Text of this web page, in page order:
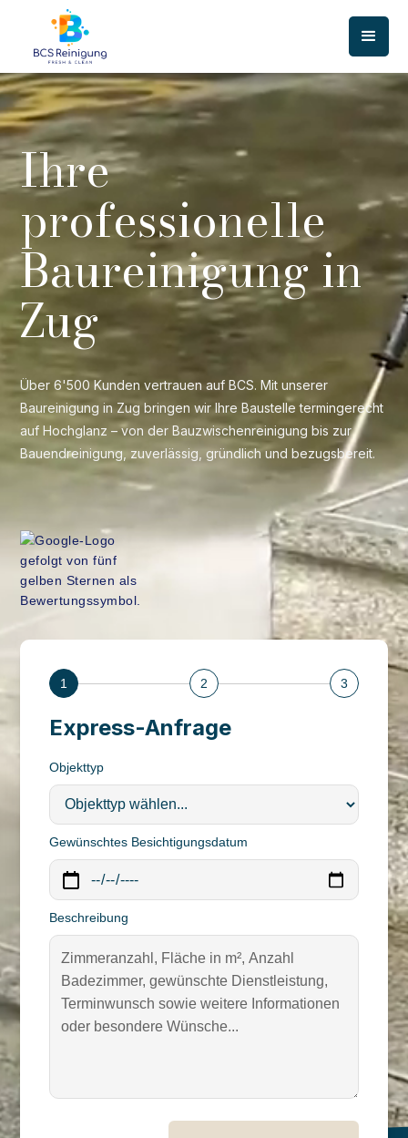
Ihre
professionelle
Baureinigung in
Zug
Über 6'500 Kunden vertrauen auf BCS. Mit unserer
Baureinigung in Zug bringen wir Ihre Baustelle termingerecht
auf Hochglanz – von der Bauzwischenreinigung bis zur
Bauendreinigung, zuverlässig, gründlich und bezugsbereit.
1 2 3
Express-Anfrage
Objekttyp
Gewünschtes Besichtigungsdatum
Beschreibung